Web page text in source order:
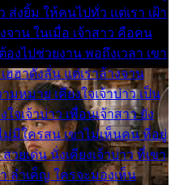
ส่งยิ้ม ให้คนไปทั่ว แต่เรา เฝ้า
จาน ในเมื่อ เจ้าสาว คือคน
งไปช่วยงาน พอถึงเวลา เขา
ฮาดังลั่น แต่เราล้างจาน
หมาย เคียงใจเจ้าบ่าว เป็น
จเจ้าบ่าว เพื่อนเจ้าสาว ยัง
มีใครสน เขาไม่เห็นคน ที่อยู่
วยเด่น นั่งเคียงเจ้าบ่าว ที่เขา
ลำเค็ญ ใครจะมองเห็น